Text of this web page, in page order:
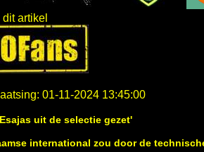
artikel
01-11-2024 13:45:00
uit de selectie gezet'
international zou door de